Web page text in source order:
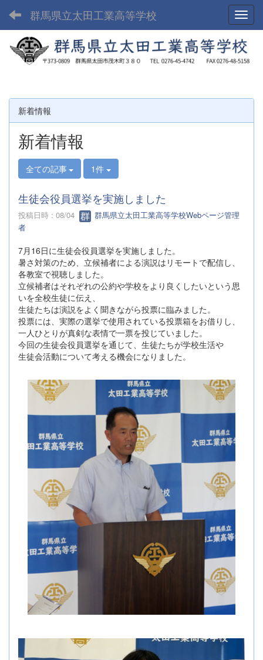
群馬県立太田工業高等学校
新着情報
新着情報
全ての記事 1件
生徒会役員選挙を実施しました
投稿日時 : 08/04
群馬県立太田工業高等学校Webページ管理
者
7月16日に生徒会役員選挙を実施しました。
暑さ対策のため、立候補者による演説はリモートで配信し、
各教室で視聴しました。
立候補者はそれぞれの公約や学校をより良くしたいという思
いを全校生徒に伝え、
生徒たちは演説をよく聞きながら投票に臨みました。
投票には、実際の選挙で使用されている投票箱をお借りし、
一人ひとりが真剣な表情で一票を投じていました。
今回の生徒会役員選挙を通じて、生徒たちが学校生活や
生徒会活動について考える機会になりました。